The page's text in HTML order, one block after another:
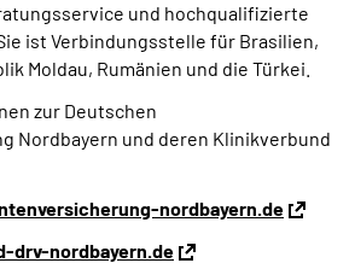
und hochqualifizierte
ist Verbindungsstelle für Brasilien,
Moldau, Rumänien und die Türkei.
zur Deutschen
Nordbayern und deren Klinikverbund
nordbayern.de
drv-nordbayern.de